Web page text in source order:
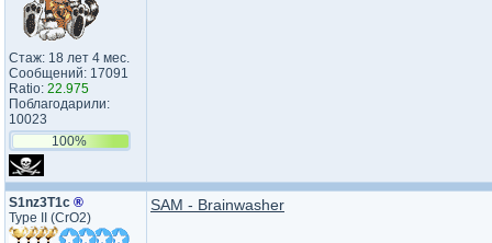
Стаж: 18 лет 4 мес.
Сообщений: 17091
Ratio: 22.975
Поблагодарили:
10023
100%
S1nz3T1c ®
Type II (CrO2)
SAM - Brainwasher